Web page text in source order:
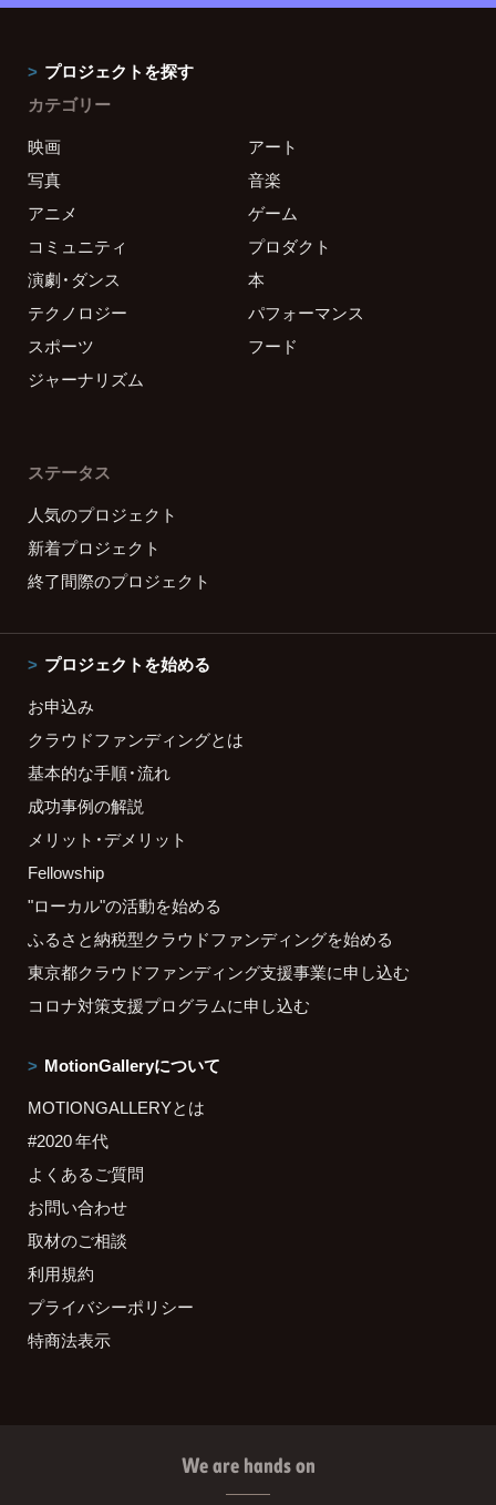
プロジェクトを探す
カテゴリー
映画
アート
写真
音楽
アニメ
ゲーム
コミュニティ
プロダクト
演劇・ダンス
本
テクノロジー
パフォーマンス
スポーツ
フード
ジャーナリズム
ステータス
人気のプロジェクト
新着プロジェクト
終了間際のプロジェクト
プロジェクトを始める
お申込み
クラウドファンディングとは
基本的な手順・流れ
成功事例の解説
メリット・デメリット
Fellowship
"ローカル"の活動を始める
ふるさと納税型クラウドファンディングを始める
東京都クラウドファンディング支援事業に申し込む
コロナ対策支援プログラムに申し込む
MotionGalleryについて
MOTIONGALLERYとは
#2020 年代
よくあるご質問
お問い合わせ
取材のご相談
利用規約
プライバシーポリシー
特商法表示
We are hands on